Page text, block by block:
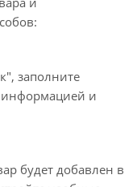
заполните
и
будет добавлен в